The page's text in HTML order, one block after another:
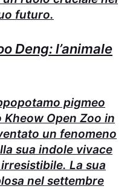
futuro.
Deng: l’animale
pigmeo
Open Zoo in
un fenomeno
sua indole vivace
La sua
nel settembre